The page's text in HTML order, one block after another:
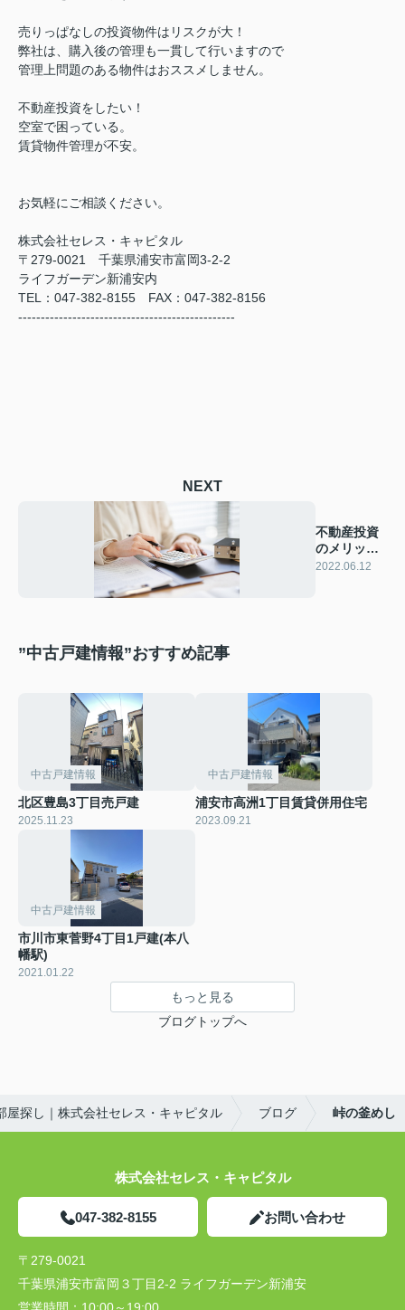
売りっぱなしの投資物件はリスクが大！
弊社は、購入後の管理も一貫して行いますので
管理上問題のある物件はおススメしません。
不動産投資をしたい！
空室で困っている。
賃貸物件管理が不安。
お気軽にご相談ください。
株式会社セレス・キャピタル
〒279-0021 千葉県浦安市富岡3-2-2
ライフガーデン新浦安内
TEL：047-382-8155 FAX：047-382-8156
------------------------------------------------
NEXT
不動産投資
のメリット
①
2022.06.12
”中古戸建情報”おすすめ記事
中古戸建情報
北区豊島3丁目売戸建
2025.11.23
中古戸建情報
浦安市高洲1丁目賃貸併用住宅
2023.09.21
中古戸建情報
市川市東菅野4丁目1戸建(本八
幡駅)
2021.01.22
もっと見る
ブログトップへ
屋探し｜株式会社セレス・キャピタル ブログ 峠の釜めし
株式会社セレス・キャピタル
047-382-8155 お問い合わせ
〒279-0021
千葉県浦安市富岡３丁目2-2 ライフガーデン新浦安